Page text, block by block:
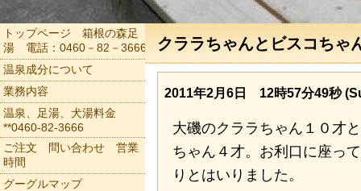
クララちゃんとビスコちゃ
2011年2月6日 12時57分49秒
大磯のクララちゃん１０才
ちゃん４才。お利口に座っ
りとはいりました。
トップページ 箱根の森足
湯 電話：0460－82－3666
温泉成分について
業務内容
温泉、足湯、犬湯料金
**0460-82-3666
ご注文 問い合わせ 営業
時間
グーグルマップ